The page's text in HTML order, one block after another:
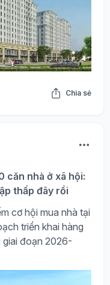
Chia sẻ
căn nhà ở xã hội:
thấp đây rồi
cơ hội mua nhà tại
triển khai hàng
giai đoạn 2026-